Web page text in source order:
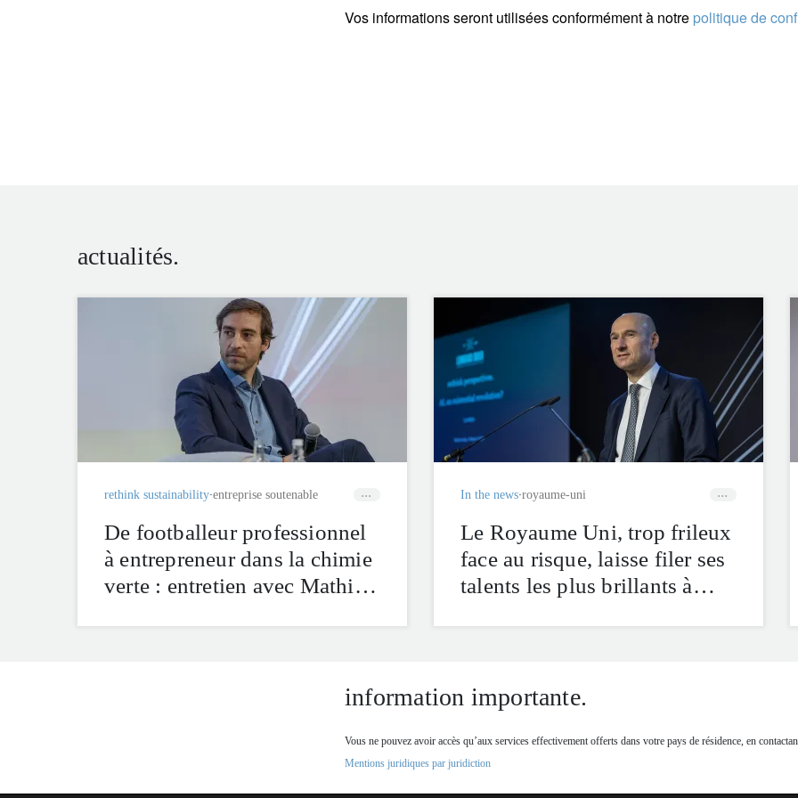
Vos informations seront utilisées conformément à notre politique de
actualités.
rethink sustainability entreprise soutenable
De footballeur professionnel
à entrepreneur dans la chimie
verte : entretien avec Mathieu
In the news royaume-uni
Le Royaume Uni, trop frileux
face au risque, laisse filer ses
talents les plus brillants à
UK dans The Telegraph
information importante.
Vous ne pouvez avoir accès qu’aux services effectivement offerts dans votre pays de résidence, en
Mentions juridiques par juridiction